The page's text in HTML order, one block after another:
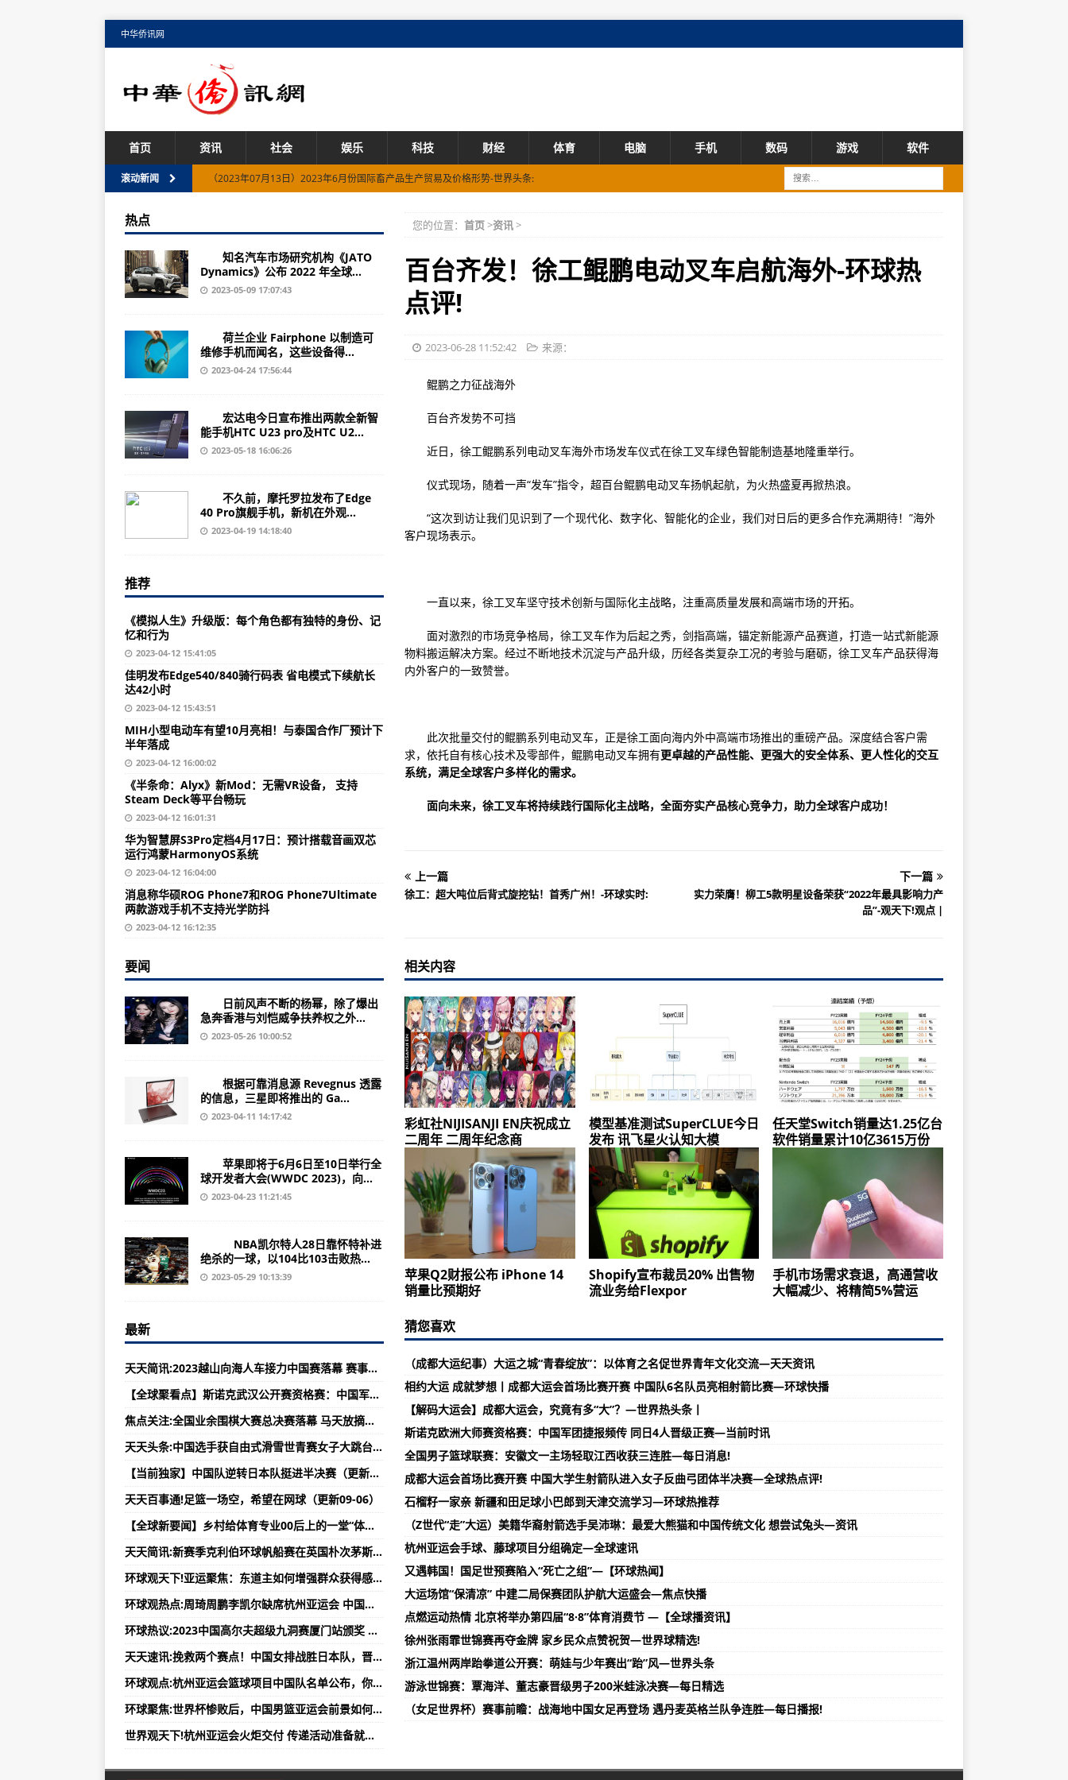
中华侨讯网
首页 资讯 社会 娱乐 科技 财经 体育 电脑 手机 数码 游戏 软件
滚动新闻
（2023年07月13日）2023年6月份国际畜产品生产贸易及价格形势-世界头条:
诺基亚208（功能服务/网络连接）
广东东方嘉盛（002889）上市公司每股净资产 流通股为0.90亿
（2023年07月18日）鸡西市市场监管局着力加强特殊食品生产经营企业信用监管工作-焦点信息:
山东弘宇股份（002890）上市公司每股多少钱 流通股为0.72亿
（2023年07月18日）河北省举办农产品农药残留检测技术培训班-全球百事通!
诺基亚E71（保修信息/重要参数）
湖南科力尔（002892）上市公司每股多少钱 流通股为1.92亿
（2023年07月18日）海南省市场监督管理局开展特殊食品销售专项整治行动-环球通讯!
北京华通热力（002893）上市公司每股多少钱 流通股为2.02亿
诺基亚N9(16GB)（保修信息/重要参数）
贵州川恒股份（002895）上市公司涉及概念有哪些 流通股为4.93亿
（2023年07月18日）鄂尔多斯市市场监管局推动食品安全监管水平稳步提升-全球速讯:
浙江意华股份（002897）上市公司每股净资产 流通股为1.58亿
（2023年07月18日）北京市东城区市场监管局突出三个方面持续开展夏季自制饮品监督检查工作-快播:
山东英派斯（002899）上市公司流通股是多少 流通股为1.20亿
息:
黑龙江哈三联（002900）上市公司涉及概念有哪些 流通股为1.65亿
（2023年07月18日）宣城市宁国市市场监管局全力保障 饮用纯净水生产质量安全-全球观察:
华为企业智慧屏（应用场景/产品特点）
福建大博医疗（002901）上市公司平均成本是多少 流通股为3.51亿
诺基亚5800XM（基本参数/重要参数/基本功能）
湖南宇环数控（002903）上市公司每股多少钱 流通股为0.95亿
广东金逸影视（002905）上市公司每股多少钱 流通股为3.49亿
（2023年06月28日）安徽检出7批次不合格食品，涉及微生物污染、农兽药残留问题-今日看点:
诺基亚210（网络连接/基本参数）
广东华阳集团（002906）上市公司每股净资产 流通股为4.75亿
甘肃瑞远第三届服务技能大赛圆满落下帷幕-环球看点!
重庆华森制药（002907）上市公司流通股是多少 流通股为3.02亿
中联重科【服务万里行】齐鲁大地好风光，万里随行为君忙——山东站-【环球新要闻】
诺基亚525（传感器/操作系统/地图与导航）
广东德生科技（002908）上市公司每股多少钱 流通股为2.14亿
星聚三一 智领未来|三一重机2023届大学生欢迎会暨成长训练营正式开启！-环球今日报丨
广东集泰股份（002909）上市公司每股多少钱 流通股为3.62亿
（2023年06月29日）不安全食品召回公告-世界今日讯!
宝马格常州工厂风采-焦点速讯:
诺基亚Lumia 1020（手机参数/功能介绍/使用技巧攻略）
甘肃庄园牧场（002910）上市公司平均成本是多少 流通股为1.71亿
国海公司与卡特彼勒代理商森达美信昌签署战略合作协议-天天热讯:
广东沃特股份（002886）上市公司每股净资产 流通股为1.72亿
您的位置： 首页>资讯>
百台齐发！徐工鲲鹏电动叉车启航海外-环球热
点评!
2023-06-28 11:52:42 来源：
鲲鹏之力征战海外
百台齐发势不可挡
近日，徐工鲲鹏系列电动叉车海外市场发车仪式在徐工叉车绿色智能制造基地隆重举行。
仪式现场，随着一声“发车”指令，超百台鲲鹏电动叉车扬帆起航，为火热盛夏再掀热浪。
“这次到访让我们见识到了一个现代化、数字化、智能化的企业，我们对日后的更多合作充满期待！”海外
客户现场表示。
一直以来，徐工叉车坚守技术创新与国际化主战略，注重高质量发展和高端市场的开拓。
面对激烈的市场竞争格局，徐工叉车作为后起之秀，剑指高端，锚定新能源产品赛道，打造一站式新能源
物料搬运解决方案。经过不断地技术沉淀与产品升级，历经各类复杂工况的考验与磨砺，徐工叉车产品获得海
内外客户的一致赞誉。
此次批量交付的鲲鹏系列电动叉车，正是徐工面向海内外中高端市场推出的重磅产品。深度结合客户需
求，依托自有核心技术及零部件，鲲鹏电动叉车拥有更卓越的产品性能、 更强大的安全体系、 更人性化的交互
系统，满足全球客户多样化的需求。
面向未来，徐工叉车将持续践行国际化主战略，全面夯实产品核心竞争力，助力全球客户成功！
上一篇
徐工：超大吨位后背式旋挖钻！首秀广州！-环球实时:
下一篇
实力荣膺！柳工5款明星设备荣获“2022年最具影响力产
品”-观天下!观点 |
相关内容
彩虹社NIJISANJI EN庆祝成立
二周年 二周年纪念商
模型基准测试SuperCLUE今日
发布 讯飞星火认知大模
任天堂Switch销量达1.25亿台
软件销量累计10亿3615万份
苹果Q2财报公布 iPhone 14
销量比预期好
Shopify宣布裁员20% 出售物
流业务给Flexpor
手机市场需求衰退，高通营收
大幅减少、将精简5%营运
猜您喜欢
（成都大运纪事）大运之城“青春绽放”：以体育之名促世界青年文化交流—天天资讯
相约大运 成就梦想丨成都大运会首场比赛开赛 中国队6名队员亮相射箭比赛—环球快播
【解码大运会】成都大运会，究竟有多“大”？—世界热头条丨
斯诺克欧洲大师赛资格赛：中国军团捷报频传 同日4人晋级正赛—当前时讯
全国男子篮球联赛：安徽文一主场轻取江西收获三连胜—每日消息!
成都大运会首场比赛开赛 中国大学生射箭队进入女子反曲弓团体半决赛—全球热点评!
石榴籽一家亲 新疆和田足球小巴郎到天津交流学习—环球热推荐
（Z世代“走”大运）美籍华裔射箭选手吴沛琳：最爱大熊猫和中国传统文化 想尝试兔头—资讯
杭州亚运会手球、藤球项目分组确定—全球速讯
又遇韩国！国足世预赛陷入“死亡之组”—【环球热闻】
大运场馆“保清凉” 中建二局保赛团队护航大运盛会—焦点快播
点燃运动热情 北京将举办第四届“8·8”体育消费节 —【全球播资讯】
徐州张雨霏世锦赛再夺金牌 家乡民众点赞祝贺—世界球精选!
浙江温州两岸跆拳道公开赛：萌娃与少年赛出“跆”风—世界头条
游泳世锦赛：覃海洋、董志豪晋级男子200米蛙泳决赛—每日精选
（女足世界杯）赛事前瞻：战海地中国女足再登场 遇丹麦英格兰队争连胜—每日播报!
热点
知名汽车市场研究机构《JATO
Dynamics》公布 2022 年全球...
2023-05-09 17:07:43
荷兰企业 Fairphone 以制造可
维修手机而闻名，这些设备得...
2023-04-24 17:56:44
宏达电今日宣布推出两款全新智
能手机HTC U23 pro及HTC U2...
2023-05-18 16:06:26
不久前，摩托罗拉发布了Edge
40 Pro旗舰手机，新机在外观...
2023-04-19 14:18:40
推荐
《模拟人生》升级版：每个角色都有独特的身份、记
忆和行为
2023-04-12 15:41:05
佳明发布Edge540/840骑行码表 省电模式下续航长
达42小时
2023-04-12 15:43:51
MIH小型电动车有望10月亮相！与泰国合作厂预计下
半年落成
2023-04-12 16:00:02
《半条命：Alyx》新Mod：无需VR设备， 支持
Steam Deck等平台畅玩
2023-04-12 16:01:31
华为智慧屏S3Pro定档4月17日：预计搭载音画双芯
运行鸿蒙HarmonyOS系统
2023-04-12 16:04:00
消息称华硕ROG Phone7和ROG Phone7Ultimate
两款游戏手机不支持光学防抖
2023-04-12 16:12:35
要闻
日前风声不断的杨幂，除了爆出
急奔香港与刘恺威争扶养权之外...
2023-05-26 10:00:52
根据可靠消息源 Revegnus 透露
的信息，三星即将推出的 Ga...
2023-04-11 14:17:42
苹果即将于6月6日至10日举行全
球开发者大会(WWDC 2023)，向...
2023-04-23 11:21:45
NBA凯尔特人28日靠怀特补进
绝杀的一球，以104比103击败热...
2023-05-29 10:13:39
最新
天天简讯:2023越山向海人车接力中国赛落幕 赛事规模达历年之最（更新09-06）
【全球聚看点】斯诺克武汉公开赛资格赛：中国军团两战皆胜 已有9人晋级正赛（更新09-06）
焦点关注:全国业余围棋大赛总决赛落幕 马天放摘得名手组桂冠（更新09-06）
天天头条:中国选手获自由式滑雪世青赛女子大跳台项目银、铜牌（更新09-06）
【当前独家】中国队逆转日本队挺进半决赛（更新09-06）
天天百事通!足篮一场空，希望在网球（更新09-06）
【全球新要闻】乡村给体育专业00后上的一堂“体育课”（更新09-06）
天天简讯:新赛季克利伯环球帆船赛在英国朴次茅斯起航（更新09-06）
环球观天下!亚运聚焦：东道主如何增强群众获得感？（更新09-06）
环球观热点:周琦周鹏李凯尔缺席杭州亚运会 中国男篮将再争亚洲冠军（更新09-06）
环球热议:2023中国高尔夫超级九洞赛厦门站颁奖 探索运动与艺术融合（更新09-06）
天天速讯:挽救两个赛点！中国女排战胜日本队，晋级亚锦赛四强（更新09-06）
环球观点:杭州亚运会篮球项目中国队名单公布，你怎么看？（更新09-06）
环球聚焦:世界杯惨败后，中国男篮亚运会前景如何？（更新09-06）
世界观天下!杭州亚运会火炬交付 传递活动准备就绪（更新09-06）